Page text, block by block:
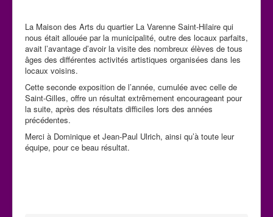
La Maison des Arts du quartier La Varenne Saint-Hilaire qui
nous était allouée par la municipalité, outre des locaux parfaits,
avait l’avantage d’avoir la visite des nombreux élèves de tous
âges des différentes activités artistiques organisées dans les
locaux voisins.
Cette seconde exposition de l’année, cumulée avec celle de
Saint-Gilles, offre un résultat extrêmement encourageant pour
la suite, après des résultats difficiles lors des années
précédentes.
Merci à Dominique et Jean-Paul Ulrich, ainsi qu’à toute leur
équipe, pour ce beau résultat.